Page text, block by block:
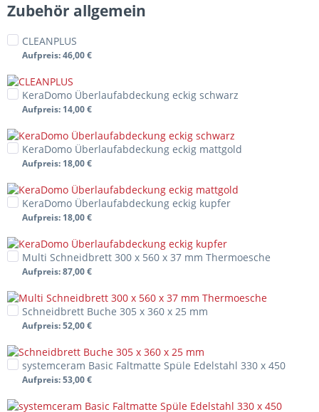
Zubehör allgemein
CLEANPLUS
Aufpreis: 46,00 €
KeraDomo Überlaufabdeckung eckig schwarz
Aufpreis: 14,00 €
KeraDomo Überlaufabdeckung eckig mattgold
Aufpreis: 18,00 €
KeraDomo Überlaufabdeckung eckig kupfer
Aufpreis: 18,00 €
Multi Schneidbrett 300 x 560 x 37 mm Thermoesche
Aufpreis: 87,00 €
Schneidbrett Buche 305 x 360 x 25 mm
Aufpreis: 52,00 €
systemceram Basic Faltmatte Spüle Edelstahl 330 x 450
Aufpreis: 53,00 €